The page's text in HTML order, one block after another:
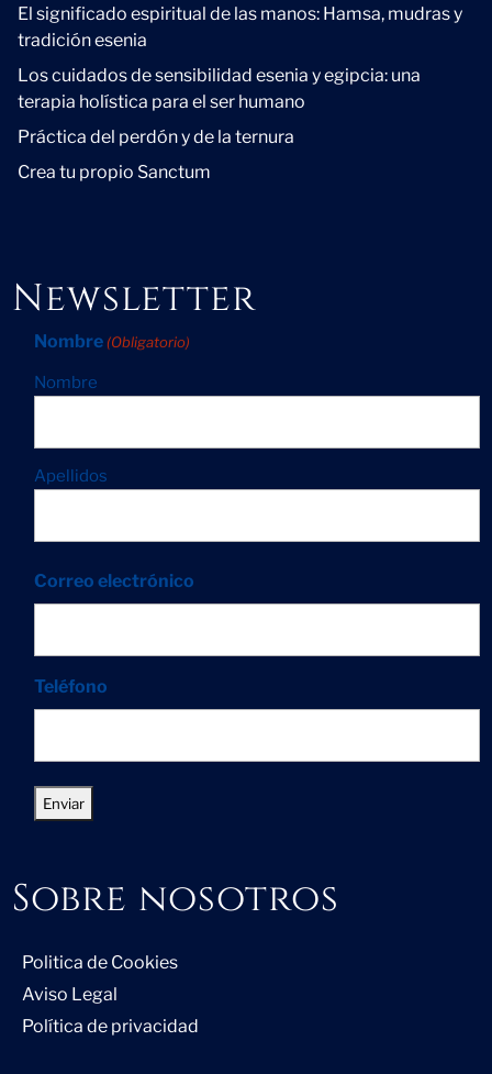
El significado espiritual de las manos: Hamsa, mudras y
tradición esenia
Los cuidados de sensibilidad esenia y egipcia: una
terapia holística para el ser humano
Práctica del perdón y de la ternura
Crea tu propio Sanctum
Newsletter
Nombre (Obligatorio)
Nombre
Apellidos
Correo electrónico
Teléfono
Sobre nosotros
Politica de Cookies
Aviso Legal
Política de privacidad